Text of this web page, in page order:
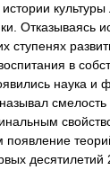
культуры
Отказываясь
ступенях
в
наука и
смелость
десятилетий